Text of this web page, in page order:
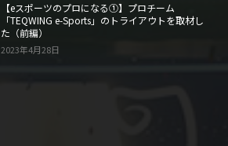
【eスポーツのプロになる①】プロチーム
「TEQWING e-Sports」のトライアウトを取材し
た（前編）
2023年4月28日